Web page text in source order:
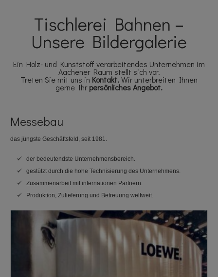
Tischlerei Bahnen –
Unsere Bildergalerie
Ein Holz- und Kunststoff verarbeitendes Unternehmen im
Aachener Raum stellt sich vor.
Treten Sie mit uns in Kontakt.Wir unterbreiten Ihnen
gerne Ihrpersönliches Angebot.
Messebau
das jüngste Geschäftsfeld, seit 1981.
der bedeutendste Unternehmensbereich.
gestützt durch die hohe Technisierung des Unternehmens.
Zusammenarbeit mit internationen Partnern.
Produktion, Zulieferung und Betreuung weltweit.